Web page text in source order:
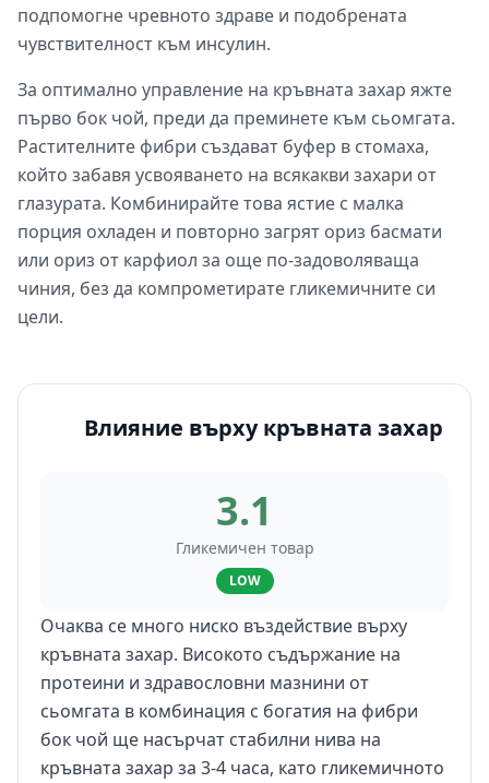
подпомогне чревното здраве и подобрената
чувствителност към инсулин.
За оптимално управление на кръвната захар яжте
първо бок чой, преди да преминете към сьомгата.
Растителните фибри създават буфер в стомаха,
който забавя усвояването на всякакви захари от
глазурата. Комбинирайте това ястие с малка
порция охладен и повторно загрят ориз басмати
или ориз от карфиол за още по-задоволяваща
чиния, без да компрометирате гликемичните си
цели.
Влияние върху кръвната захар
3.1
Гликемичен товар
LOW
Очаква се много ниско въздействие върху
кръвната захар. Високото съдържание на
протеини и здравословни мазнини от
сьомгата в комбинация с богатия на фибри
бок чой ще насърчат стабилни нива на
кръвната захар за 3-4 часа, като гликемичното